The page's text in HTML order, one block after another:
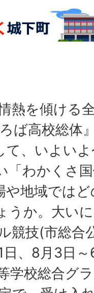
熱を傾ける
ば高校総体
て、いよい
「わかくさ
や地域では
うか。大い
競技(市総合
、8月3日
学校総合グ